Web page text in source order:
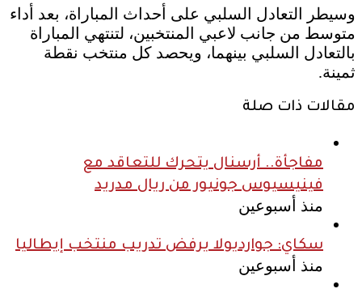
وسيطر التعادل السلبي على أحداث المباراة، بعد أداء
متوسط من جانب لاعبي المنتخبين، لتنتهي المباراة
بالتعادل السلبي بينهما، ويحصد كل منتخب نقطة
ثمينة.
مقالات ذات صلة
مفاجأة.. أرسنال يتحرك للتعاقد مع
فينيسيوس جونيور من ريال مدريد
منذ أسبوعين
سكاي: جوارديولا يرفض تدريب منتخب إيطاليا
منذ أسبوعين